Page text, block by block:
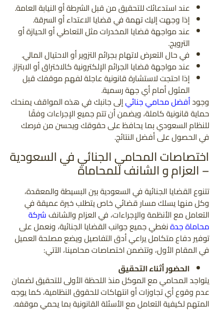
عند استدعائك للتحقيق من قبل الشرطة أو النيابة العامة.
إذا وجهت إليك تهمة في قضايا الاعتداء أو السرقة.
عند مواجهة قضايا المخدرات مثل التعاطي أو الحيازة أو
الترويج.
في حال التعرض لاتهام بجرائم التزوير أو الاحتيال المالي.
عند مواجهة قضايا الجرائم الإلكترونية كالاختراق أو الابتزاز.
إذا احتجت لاستشارة قانونية عاجلة لفهم موقفك قبل
المثول أمام أي جهة رسمية.
وجودأفضل محامي جنائيإلى جانبك في هذه المواقف يمنحك
حماية قانونية كاملة، ويضمن أن تتم جميع الإجراءات وفقًا
للنظام السعودي بما يحافظ على حقوقك ويحسن من فرصك
في الحصول على أفضل النتائج.
اختصاصات المحامي الجنائي في السعودية
– العزام و الشانف للمحاماة
تتنوع القضايا الجنائية في السعودية بين البسيطة والمعقدة،
وكل منها يسلك مسار قضائي خاص يتطلب خبرة عميقة في
التعامل مع الأنظمة والإجراءات، في العزام والشانفشركة
محاماة جدةنغطي جميع جوانب القضايا الجنائية، ونعمل على
توفير دفاع متكامل يراعي أدق التفاصيل ويضع مصلحة العميل
في المقام الأول، وتتضمن اختصاصات محامينا، الآتي:
الحضور أثناء التحقيق
يتواجد المحامي مع الموكل منذ اللحظة الأولى للتحقيق لضمان
عدم وقوع أي تجاوزات أو انتهاكات للحقوق النظامية، كما يوجه
المتهم لكيفية التعامل مع الأسئلة القانونية بما يحمي موقفه.